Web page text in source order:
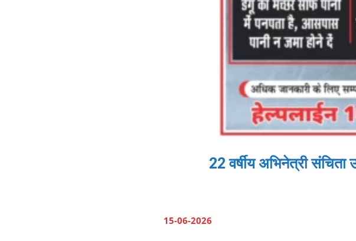
22 वर्षीय अभिनेत्री
15-06-2026